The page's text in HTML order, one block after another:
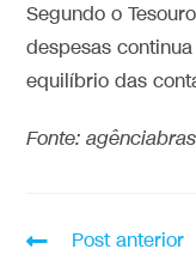
Segundo o
despesas
equilíbrio das
Fonte:
Post anterior